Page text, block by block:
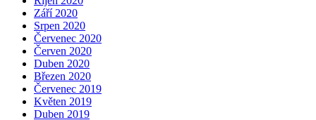
Září 2020
Srpen 2020
Červenec 2020
Červen 2020
Duben 2020
Březen 2020
Červenec 2019
Květen 2019
Duben 2019